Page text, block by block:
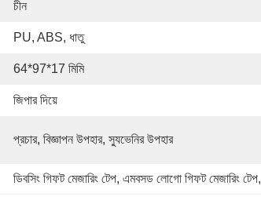
চীন
PU, ABS, ধাতু
64*97*17 মিমি
জিপার দিয়ে
প্রচার, বিজ্ঞাপন উপহার, স্যুভেনির উপহার
ডিবসিং গিফট মেজারিং টেপ, এমবসড লোগো গিফট মেজারিং টেপ,